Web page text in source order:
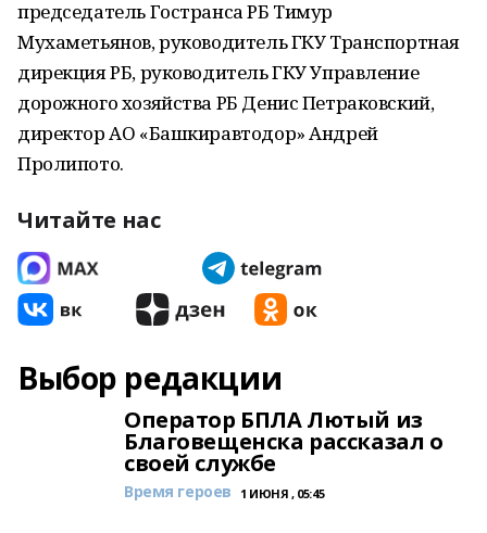
председатель Гостранса РБ Тимур
Мухаметьянов, руководитель ГКУ Транспортная
дирекция РБ, руководитель ГКУ Управление
дорожного хозяйства РБ Денис Петраковский,
директор АО «Башкиравтодор» Андрей
Пролипото.
Читайте нас
Выбор редакции
Оператор БПЛА Лютый из
Благовещенска рассказал о
своей службе
Время героев 1 ИЮНЯ , 05:45